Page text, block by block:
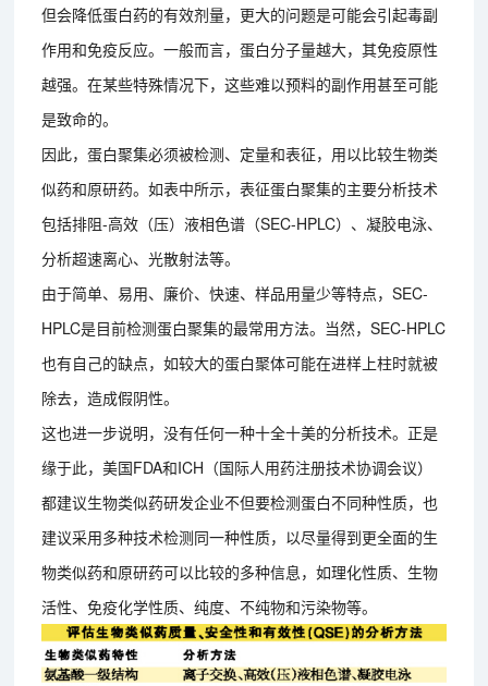
但会降低蛋白药的有效剂量，更大的问题是可能会引起毒副
作用和免疫反应。一般而言，蛋白分子量越大，其免疫原性
越强。在某些特殊情况下，这些难以预料的副作用甚至可能
是致命的。
因此，蛋白聚集必须被检测、定量和表征，用以比较生物类
似药和原研药。如表中所示，表征蛋白聚集的主要分析技术
包括排阻-高效（压）液相色谱（SEC-HPLC）、凝胶电泳、
分析超速离心、光散射法等。
由于简单、易用、廉价、快速、样品用量少等特点，SEC-
HPLC是目前检测蛋白聚集的最常用方法。当然，SEC-HPLC
也有自己的缺点，如较大的蛋白聚体可能在进样上柱时就被
除去，造成假阴性。
这也进一步说明，没有任何一种十全十美的分析技术。正是
缘于此，美国FDA和ICH（国际人用药注册技术协调会议）
都建议生物类似药研发企业不但要检测蛋白不同种性质，也
建议采用多种技术检测同一种性质，以尽量得到更全面的生
物类似药和原研药可以比较的多种信息，如理化性质、生物
活性、免疫化学性质、纯度、不纯物和污染物等。